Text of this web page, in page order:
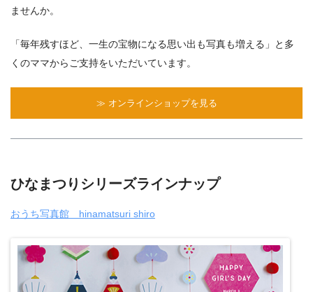
ませんか。
「毎年残すほど、一生の宝物になる思い出も写真も増える」と多
くのママからご支持をいただいています。
≫ オンラインショップを見る
ひなまつりシリーズラインナップ
おうち写真館 hinamatsuri shiro